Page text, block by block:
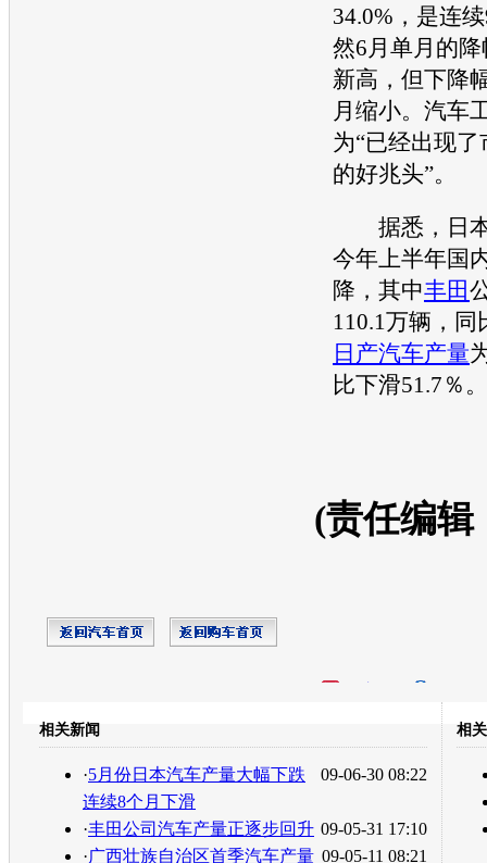
34.0%，是连
然6月单月的
新高，但下降
月缩小。 汽车
为“已经出现
的好兆头”。
据悉，日
今年上半年国
降，其中丰田
110.1万辆，同
日产汽车产量
比下滑51.7％。
(责任编辑
转发至：
相关新闻
09-06-30 08:22
·5月份日本汽车产量大幅下跌
连续8个月下滑
09-05-31 17:10
·丰田公司汽车产量正逐步回升
09-05-11 08:21
·广西壮族自治区首季汽车产量
相